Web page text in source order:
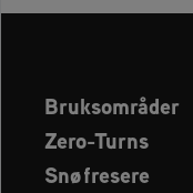
Bruksområder
Zero-Turns
Snøfresere